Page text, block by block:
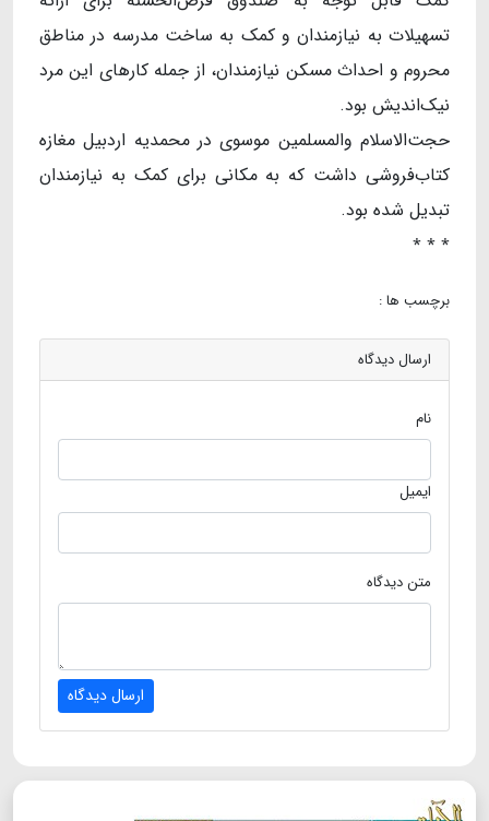
تسهیلات به نیازمندان و کمک به ساخت مدرسه در مناطق
محروم و احداث مسکن نیازمندان، از جمله کارهای این مرد
نیک‌اندیش بود.
حجت‌الاسلام والمسلمین موسوی در محمدیه اردبیل مغازه
کتاب‌فروشی داشت که به مکانی برای کمک به نیازمندان
تبدیل شده بود.
٭ ٭ ٭
برچسب ها :
ارسال دیدگاه
نام
ایمیل
متن دیدگاه
ارسال دیدگاه